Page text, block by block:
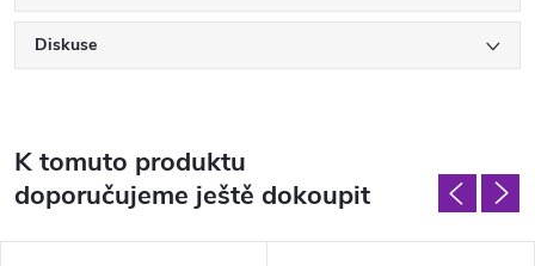
Diskuse
K tomuto produktu
doporučujeme ještě dokoupit